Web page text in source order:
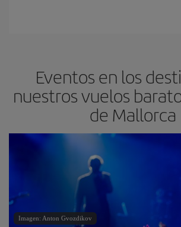
Eventos en los
nuestros vuelos
de Mallorca
Imagen: Anton Gvozdikov